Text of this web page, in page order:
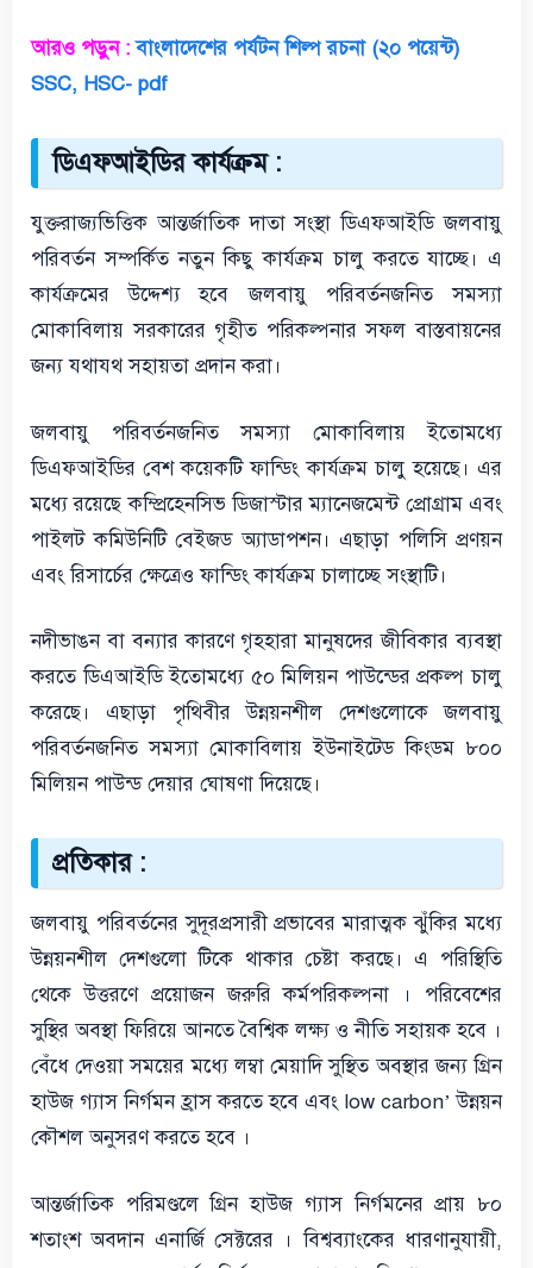
আরও পড়ুন : বাংলাদেশের পর্যটন শিল্প রচনা (২০ পয়েন্ট)
SSC, HSC- pdf
ডিএফআইডির কার্যক্রম :
যুক্তরাজ্যভিত্তিক আন্তর্জাতিক দাতা সংস্থা ডিএফআইডি জলবায়ু
পরিবর্তন সম্পর্কিত নতুন কিছু কার্যক্রম চালু করতে যাচ্ছে। এ
কার্যক্রমের উদ্দেশ্য হবে জলবায়ু পরিবর্তনজনিত সমস্যা
মোকাবিলায় সরকারের গৃহীত পরিকল্পনার সফল বাস্তবায়নের
জন্য যথাযথ সহায়তা প্রদান করা।
জলবায়ু পরিবর্তনজনিত সমস্যা মোকাবিলায় ইতোমধ্যে
ডিএফআইডির বেশ কয়েকটি ফান্ডিং কার্যক্রম চালু হয়েছে। এর
মধ্যে রয়েছে কম্প্রিহেনসিভ ডিজাস্টার ম্যানেজমেন্ট প্রোগ্রাম এবং
পাইলট কমিউনিটি বেইজড অ্যাডাপশন। এছাড়া পলিসি প্রণয়ন
এবং রিসার্চের ক্ষেত্রেও ফান্ডিং কার্যক্রম চালাচ্ছে সংস্থাটি।
নদীভাঙন বা বন্যার কারণে গৃহহারা মানুষদের জীবিকার ব্যবস্থা
করতে ডিএআইডি ইতোমধ্যে ৫০ মিলিয়ন পাউন্ডের প্রকল্প চালু
করেছে। এছাড়া পৃথিবীর উন্নয়নশীল দেশগুলোকে জলবায়ু
পরিবর্তনজনিত সমস্যা মোকাবিলায় ইউনাইটেড কিংডম ৮০০
মিলিয়ন পাউন্ড দেয়ার ঘোষণা দিয়েছে।
প্রতিকার :
জলবায়ু পরিবর্তনের সুদূরপ্রসারী প্রভাবের মারাত্মক ঝুঁকির মধ্যে
উন্নয়নশীল দেশগুলো টিকে থাকার চেষ্টা করছে। এ পরিস্থিতি
থেকে উত্তরণে প্রয়োজন জরুরি কর্মপরিকল্পনা । পরিবেশের
সুস্থির অবস্থা ফিরিয়ে আনতে বৈশ্বিক লক্ষ্য ও নীতি সহায়ক হবে ।
বেঁধে দেওয়া সময়ের মধ্যে লম্বা মেয়াদি সুস্থিত অবস্থার জন্য গ্রিন
হাউজ গ্যাস নির্গমন হ্রাস করতে হবে এবং low carbon’ উন্নয়ন
কৌশল অনুসরণ করতে হবে ।
আন্তর্জাতিক পরিমণ্ডলে গ্রিন হাউজ গ্যাস নির্গমনের প্রায় ৮০
শতাংশ অবদান এনার্জি সেক্টরের । বিশ্বব্যাংকের ধারণানুযায়ী,